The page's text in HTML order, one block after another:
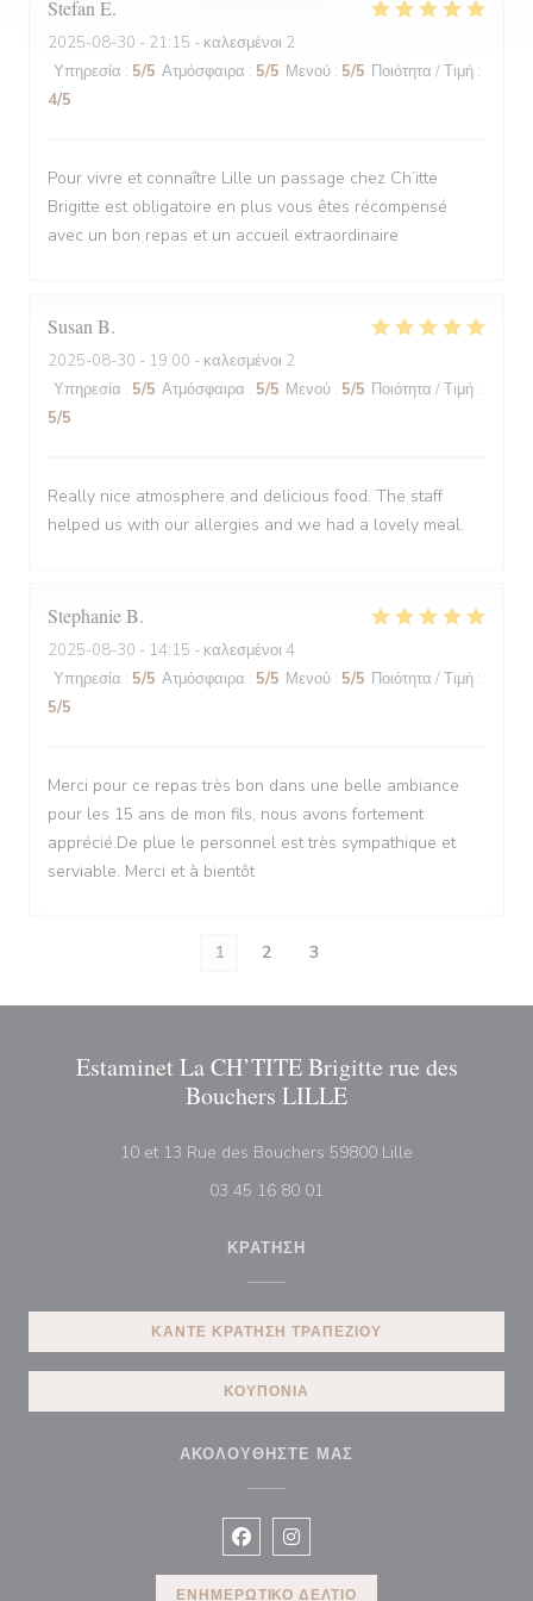
Stefan E
2025-08-30 - 21:15 - καλεσμένοι 2
Υπηρεσία : 5/5 Ατμόσφαιρα : 5/5 Μενού : 5/5 Ποιότητα / Τιμή :
4/5
Pour vivre et connaître Lille un passage chez Ch’itte
Brigitte est obligatoire en plus vous êtes récompensé
avec un bon repas et un accueil extraordinaire
Susan B
2025-08-30 - 19:00 - καλεσμένοι 2
Υπηρεσία : 5/5 Ατμόσφαιρα : 5/5 Μενού : 5/5 Ποιότητα / Τιμή :
5/5
Really nice atmosphere and delicious food. The staff
helped us with our allergies and we had a lovely meal.
StephanieB
2025-08-30 - 14:15 - καλεσμένοι 4
Υπηρεσία : 5/5 Ατμόσφαιρα : 5/5 Μενού : 5/5 Ποιότητα / Τιμή :
5/5
Merci pour ce repas très bon dans une belle ambiance
pour les 15 ans de mon fils, nous avons fortement
apprécié.De plue le personnel est très sympathique et
serviable. Merci et à bientôt
1 2 3
Estaminet La CH’TITE Brigitte rue des
Bouchers LILLE
10 et 13 Rue des Bouchers 59800 Lille
03 45 16 80 01
ΚΡΆΤΗΣΗ
ΚΆΝΤΕ ΚΡΆΤΗΣΗ ΤΡΑΠΕΖΙΟΎ
ΚΟΥΠΌΝΙΑ
ΑΚΟΛΟΥΘΉΣΤΕ ΜΑΣ
Facebook ((ανοίγει σε νέο
Instagram ((ανοίγει σε νέο
ΕΝΗΜΕΡΩΤΙΚΌ ΔΕΛΤΊΟ